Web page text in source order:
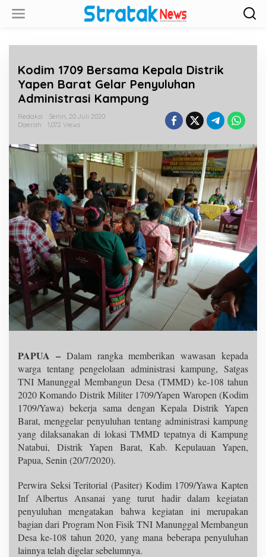
Kodim 1709 Bersama Kepala Distrik
Yapen Barat Gelar Penyuluhan
Administrasi Kampung
Redaksi
Senin, 20 Juli 2020
Daerah
1,072 Views
PAPUA –Dalam rangka memberikan wawasan kepada
warga tentang pengelolaan administrasi kampung, Satgas
TNI Manunggal Membangun Desa (TMMD) ke-108 tahun
2020 Komando Distrik Militer 1709/Yapen Waropen (Kodim
1709/Yawa) bekerja sama dengan Kepala Distrik Yapen
Barat, menggelar penyuluhan tentang administrasi kampung
yang dilaksanakan di lokasi TMMD tepatnya di Kampung
Natabui, Distrik Yapen Barat, Kab. Kepulauan Yapen,
Papua, Senin (20/7/2020).
Perwira Seksi Teritorial (Pasiter) Kodim 1709/Yawa Kapten
Inf Albertus Ansanai yang turut hadir dalam kegiatan
penyuluhan mengatakan bahwa kegiatan ini merupakan
bagian dari Program Non Fisik TNI Manunggal Membangun
Desa ke-108 tahun 2020, yang mana beberapa penyuluhan
lainnya telah digelar sebelumnya.